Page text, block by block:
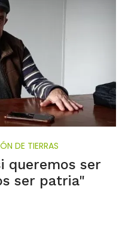
DE TIERRAS
queremos ser
ser patria"